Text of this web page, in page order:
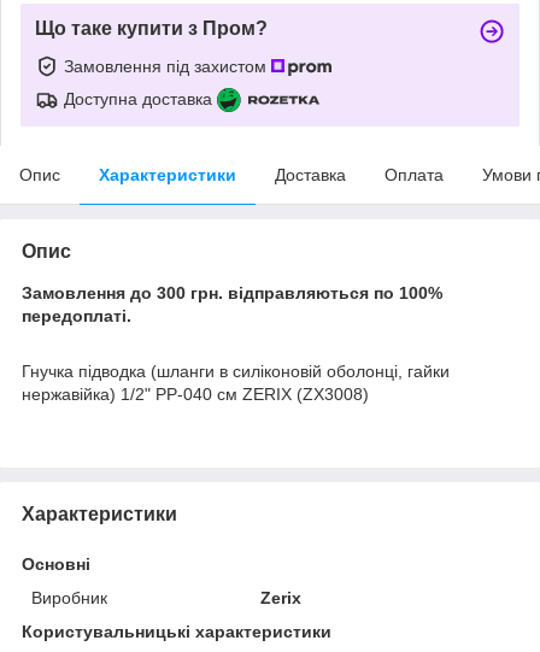
Що таке купити з Пром?
Замовлення під захистом
Доступна доставка
Опис Характеристики Доставка Оплата Умови
Опис
Замовлення до 300 грн. відправляються по 100%
передоплаті.
Гнучка підводка (шланги в силіконовій оболонці, гайки
нержавійка) 1/2" РР-040 см ZERIX (ZX3008)
Характеристики
Основні
Виробник
Zerix
Користувальницькі характеристики